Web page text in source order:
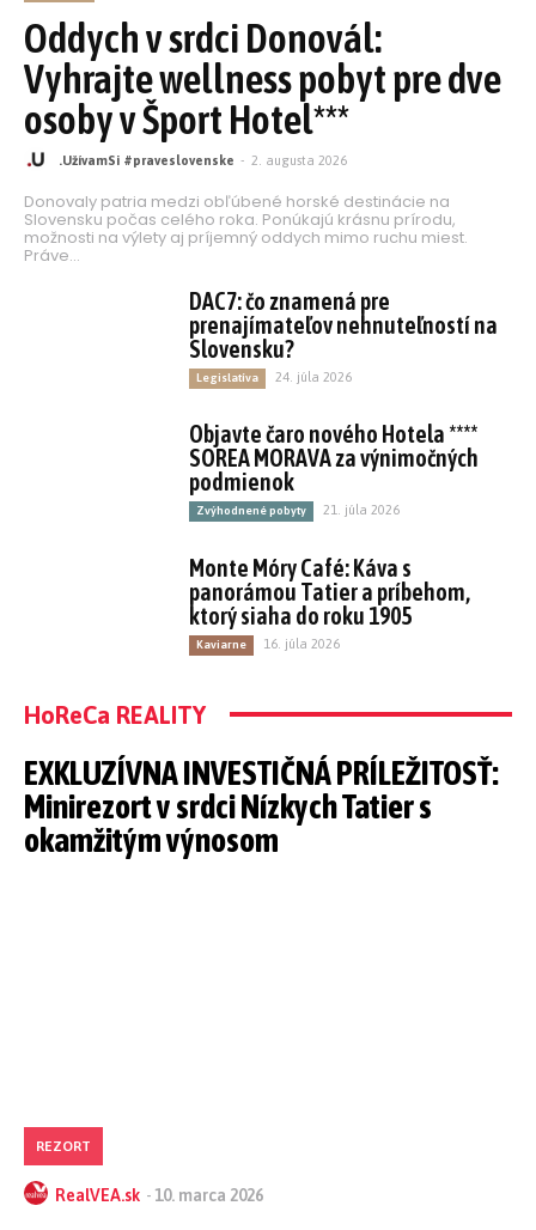
Oddych v srdci Donovál:
Vyhrajte wellness pobyt pre dve
osoby v Šport Hotel***
.UžívamSi #praveslovenske - 2. augusta 2026
Donovaly patria medzi obľúbené horské destinácie na
Slovensku počas celého roka. Ponúkajú krásnu prírodu,
možnosti na výlety aj príjemný oddych mimo ruchu miest.
Práve...
DAC7: čo znamená pre
prenajímateľov nehnuteľností na
Slovensku?
Legislatíva 24. júla 2026
Objavte čaro nového Hotela ****
SOREA MORAVA za výnimočných
podmienok
Zvýhodnené pobyty 21. júla 2026
Monte Móry Café: Káva s
panorámou Tatier a príbehom,
ktorý siaha do roku 1905
Kaviarne 16. júla 2026
HoReCa REALITY
EXKLUZÍVNA INVESTIČNÁ PRÍLEŽITOSŤ:
Minirezort v srdci Nízkych Tatier s
okamžitým výnosom
REZORT
RealVEA.sk - 10. marca 2026